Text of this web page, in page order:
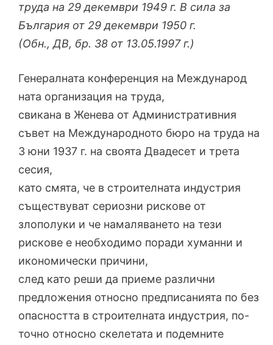
труда на 29 декември 1949 г. В сила за
България от 29 декември 1950 г.
(Обн., ДВ, бр. 38 от 13.05.1997 г.)
Генералната конференция на Международ
ната организация на труда,
свикана в Женева от Административния
съвет на Международното бюро на труда на
3 юни 1937 г. на своята Двадесет и трета
сесия,
като смята, че в строителната индустрия
съществуват сериозни рискове от
злополуки и че намаляването на тези
рискове е необходимо поради хуманни и
икономически причини,
след като реши да приеме различни
предложения относно предписанията по без
опасността в строителната индустрия, по-
точно относно скелетата и подемните